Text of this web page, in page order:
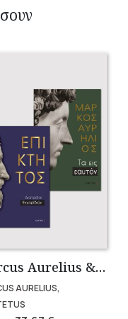
Marcus Aurelius & Epictetus (Compact works in Greek)
AURELIUS,